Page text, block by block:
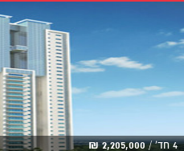
4 חד' / 2,205,000 ₪